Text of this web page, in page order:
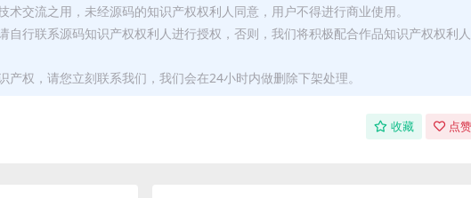
交流之用，未经源码的知识产权权利人同意，用户不得进行商业使用。
自行联系源码知识产权权利人进行授权，否则，我们将积极配合作品知识产权权利人
权，请您立刻联系我们，我们会在24小时内做删除下架处理。
收藏 点